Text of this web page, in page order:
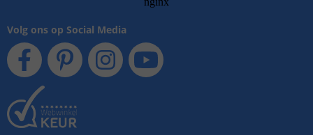
Volg ons op Social Media